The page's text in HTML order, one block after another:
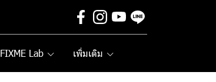
FIXME Lab เพิ่มเติม